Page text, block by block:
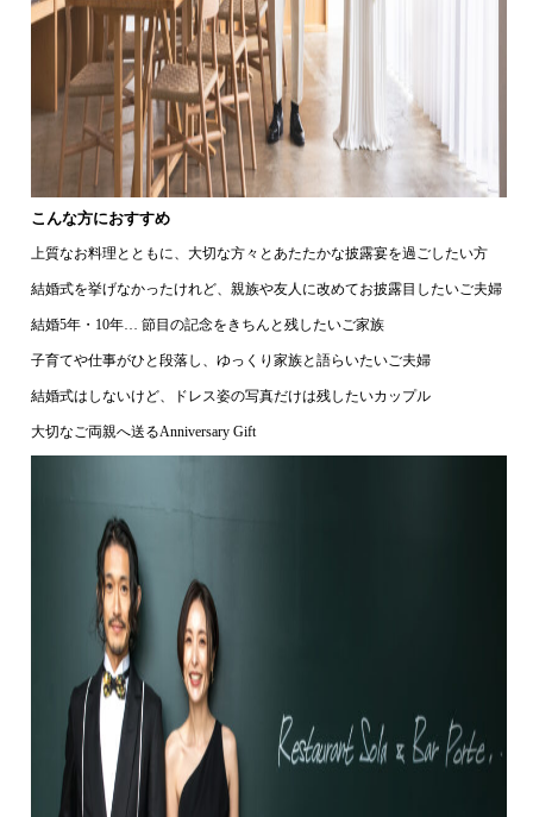
こんな方におすすめ
上質なお料理とともに、大切な方々とあたたかな披露宴を過ごしたい方
結婚式を挙げなかったけれど、親族や友人に改めてお披露目したいご夫婦
結婚5年・10年… 節目の記念をきちんと残したいご家族
子育てや仕事がひと段落し、ゆっくり家族と語らいたいご夫婦
結婚式はしないけど、ドレス姿の写真だけは残したいカップル
大切なご両親へ送るAnniversary Gift